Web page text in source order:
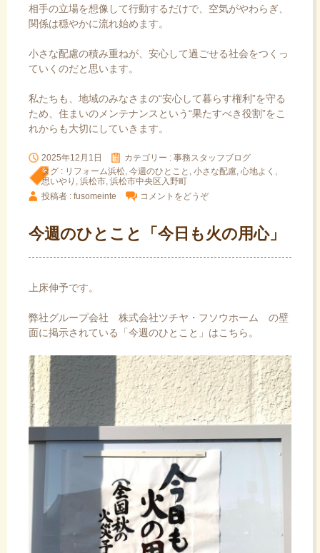
相手の立場を想像して行動するだけで、空気がやわらぎ、
関係は穏やかに流れ始めます。
小さな配慮の積み重ねが、安心して過ごせる社会をつくっ
ていくのだと思います。
私たちも、地域のみなさまの“安心して暮らす権利”を守る
ため、住まいのメンテナンスという“果たすべき役割”をこ
れからも大切にしていきます。
2025年12月1日 カテゴリー : 事務スタッフブログ
タグ : リフォーム浜松, 今週のひとこと , 小さな配慮, 心地よく ,
思いやり , 浜松市, 浜松市中央区入野町
投稿者 : fusomeinte
コメントをどうぞ
今週のひとこと「今日も火の用心」
上床伸予です。
弊社グループ会社 株式会社ツチヤ・フソウホーム の壁
面に掲示されている「今週のひとこと」はこちら。